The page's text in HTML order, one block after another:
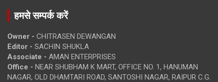
हमसे सम्पर्क करें
Owner - CHITRASEN DEWANGAN
Editor - SACHIN SHUKLA
Associate - AMAN ENTERPRISES
Office - NEAR SHUBHAM K MART, OFFICE NO. 1, HANUMAN
NAGAR, OLD DHAMTARI ROAD, SANTOSHI NAGAR, RAIPUR C.G.